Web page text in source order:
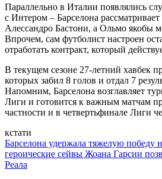
Параллельно в Италии появлялись
с Интером – Барселона
Алессандро Бастони, а Ольмо якобы
Впрочем, сам футболист настроен
отработать контракт, который
В текущем сезоне 27-летний хавбек
которых забил 8 голов и отдал 7
Напомним, Барселона возглавляет
Лиги и готовится к важным матчам
частности и в четвертьфинале Лиги
кстати
Барселона удержала тяжелую победу
героические сейвы Жоана Гарсии
Реала